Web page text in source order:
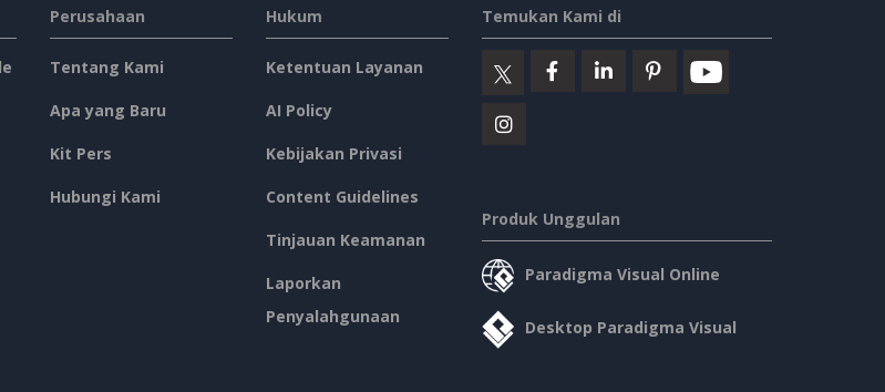
Perusahaan
Tentang Kami
Apa yang Baru
Kit Pers
Hubungi Kami
Hukum
Ketentuan Layanan
AI Policy
Kebijakan Privasi
Content Guidelines
Tinjauan Keamanan
Laporkan
Penyalahgunaan
Temukan Kami di
Produk Unggulan
Paradigma Visual Online
Desktop Paradigma Visual